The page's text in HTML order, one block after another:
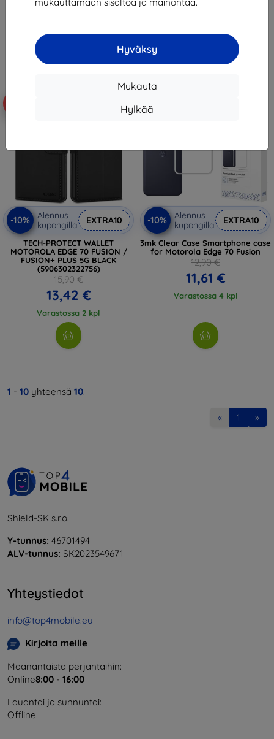
Hyväksy
Mukauta
Hylkää
11,61 € 12,90 €
Viimeinen kappale varastossa
-10%
Alennus
kupongilla
EXTRA10
TECH-PROTECT WALLET
MOTOROLA EDGE 70 FUSION /
FUSION+ PLUS 5G BLACK
(5906302322756)
15,90 €
13,42 €
Varastossa 2 kpl
-10%
Alennus
kupongilla
EXTRA10
3mk Clear Case Smartphone case
for Motorola Edge 70 Fusion
12,90 €
11,61 €
Varastossa 4 kpl
1 - 10 yhteensä 10.
« 1 »
Shield-SK s.r.o.
Y-tunnus: 46701494
ALV-tunnus: SK2023549671
Yhteystiedot
info@top4mobile.eu
Kirjoita meille
Maanantaista perjantaihin:
Online8:00 - 16:00
Lauantai ja sunnuntai:
Offline